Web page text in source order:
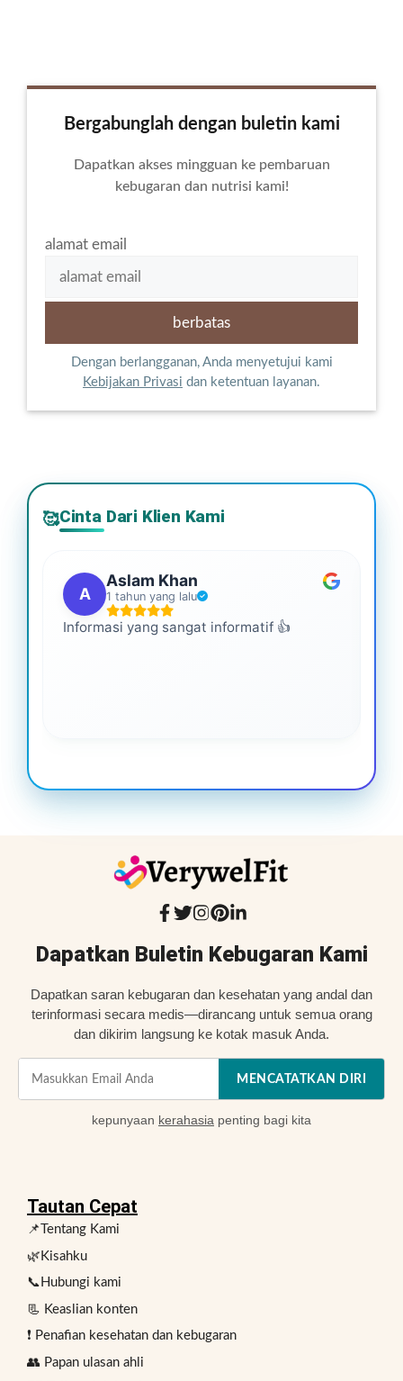
Bergabunglah dengan buletin kami
Dapatkan akses mingguan ke pembaruan
kebugaran dan nutrisi kami!
alamat email
Dengan berlangganan, Anda menyetujui kami
Kebijakan Privasi dan ketentuan layanan.
🥰Cinta Dari Klien Kami
A
Aslam Khan
1 tahun yang lalu
Informasi yang sangat informatif 👍
Dapatkan Buletin Kebugaran Kami
Dapatkan saran kebugaran dan kesehatan yang andal dan
terinformasi secara medis—dirancang untuk semua orang
dan dikirim langsung ke kotak masuk Anda.
MENCATATKAN DIRI
kepunyaan kerahasia penting bagi kita
Tautan Cepat
📌Tentang Kami
🌿Kisahku
📞Hubungi kami
📃 Keaslian konten
❗ Penafian kesehatan dan kebugaran
👥 Papan ulasan ahli